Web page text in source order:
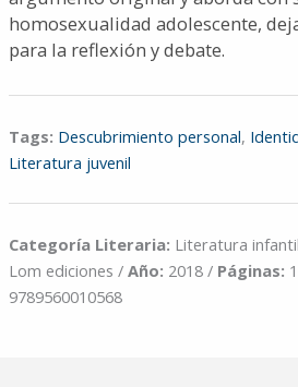
homosexualidad adolescente,
para la reflexión y debate.
Tags: Descubrimiento personal,
Literatura juvenil
Categoría Literaria: Literatura
Lom ediciones / Año: 2018 / Páginas:
9789560010568